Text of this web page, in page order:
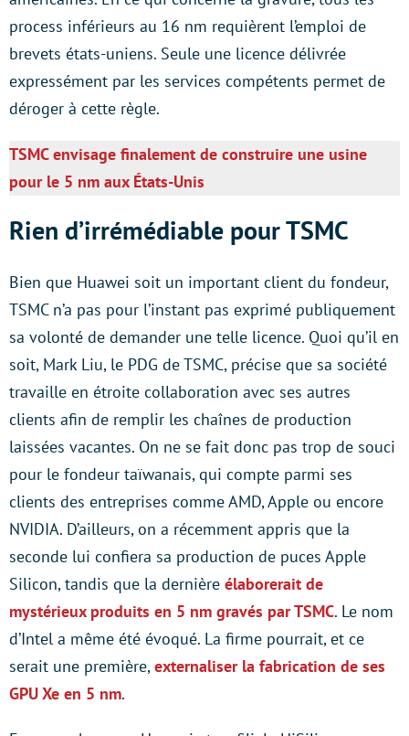
process inférieurs au 16 nm requièrent l’emploi de
brevets états-uniens. Seule une licence délivrée
expressément par les services compétents permet de
déroger à cette règle.
TSMC envisage finalement de construire une usine
pour le 5 nm aux États-Unis
Rien d’irrémédiable pour TSMC
Bien que Huawei soit un important client du fondeur,
TSMC n’a pas pour l’instant pas exprimé publiquement
sa volonté de demander une telle licence. Quoi qu’il en
soit, Mark Liu, le PDG de TSMC, précise que sa société
travaille en étroite collaboration avec ses autres
clients afin de remplir les chaînes de production
laissées vacantes. On ne se fait donc pas trop de souci
pour le fondeur taïwanais, qui compte parmi ses
clients des entreprises comme AMD, Apple ou encore
NVIDIA. D’ailleurs, on a récemment appris que la
seconde lui confiera sa production de puces Apple
Silicon, tandis que la dernière élaborerait de
mystérieux produits en 5 nm gravés par TSMC. Le nom
d’Intel a même été évoqué. La firme pourrait, et ce
serait une première,externaliser la fabrication de ses
GPU Xe en 5 nm.